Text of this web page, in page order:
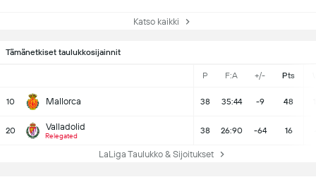
Tämänetkiset taulukkosijainnit
P F:A +/- Pts
10 Mallorca 38 35:44 -9 48
20 Valladolid
Relegated
38 26:90 -64 16
LaLiga Taulukko & Sijoitukset
Katso kaikki